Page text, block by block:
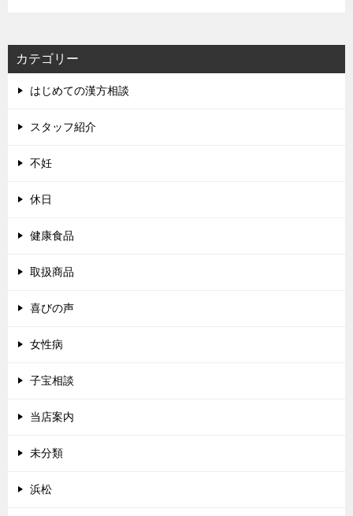
カテゴリー
はじめての漢方相談
スタッフ紹介
不妊
休日
健康食品
取扱商品
喜びの声
女性病
子宝相談
当店案内
未分類
浜松